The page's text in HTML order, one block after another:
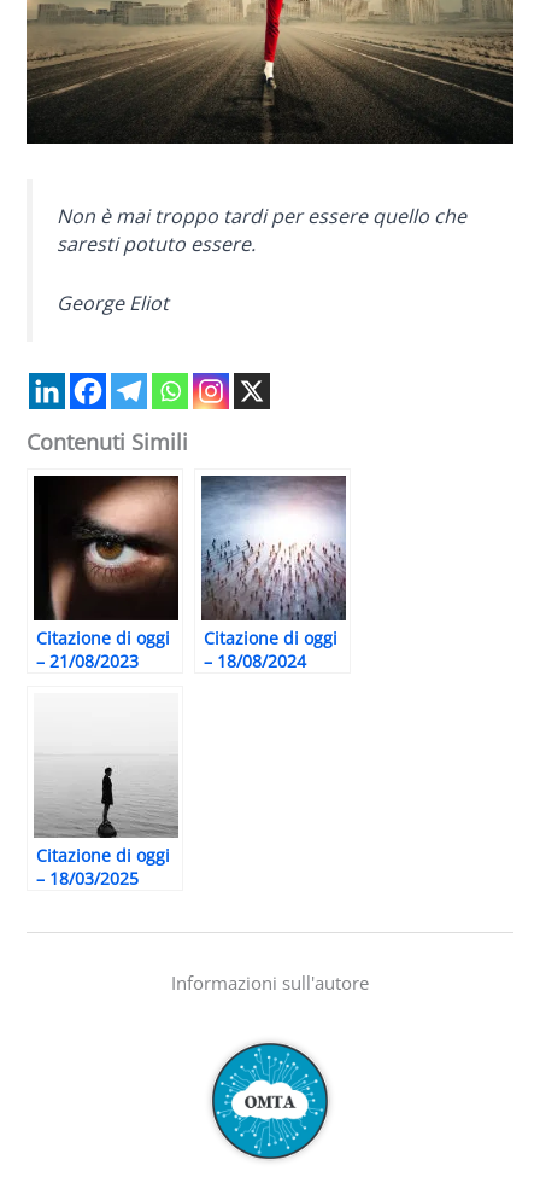
Non è mai troppo tardi per essere quello che
saresti potuto essere.
George Eliot
Contenuti Simili
Citazione di oggi
– 21/08/2023
Citazione di oggi
– 18/08/2024
Citazione di oggi
– 18/03/2025
Informazioni sull'autore